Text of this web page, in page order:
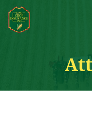
Skip
content